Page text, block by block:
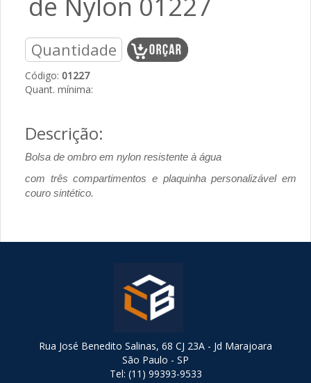
Código: 01227
Quant. mínima:
Descrição:
Bolsa de ombro em nylon resistente à água
com três compartimentos e plaquinha personalizável em
couro sintético.
Rua José Benedito Salinas, 68 CJ 23A - Jd Marajoara
São Paulo - SP
Tel: (11) 99393-9533